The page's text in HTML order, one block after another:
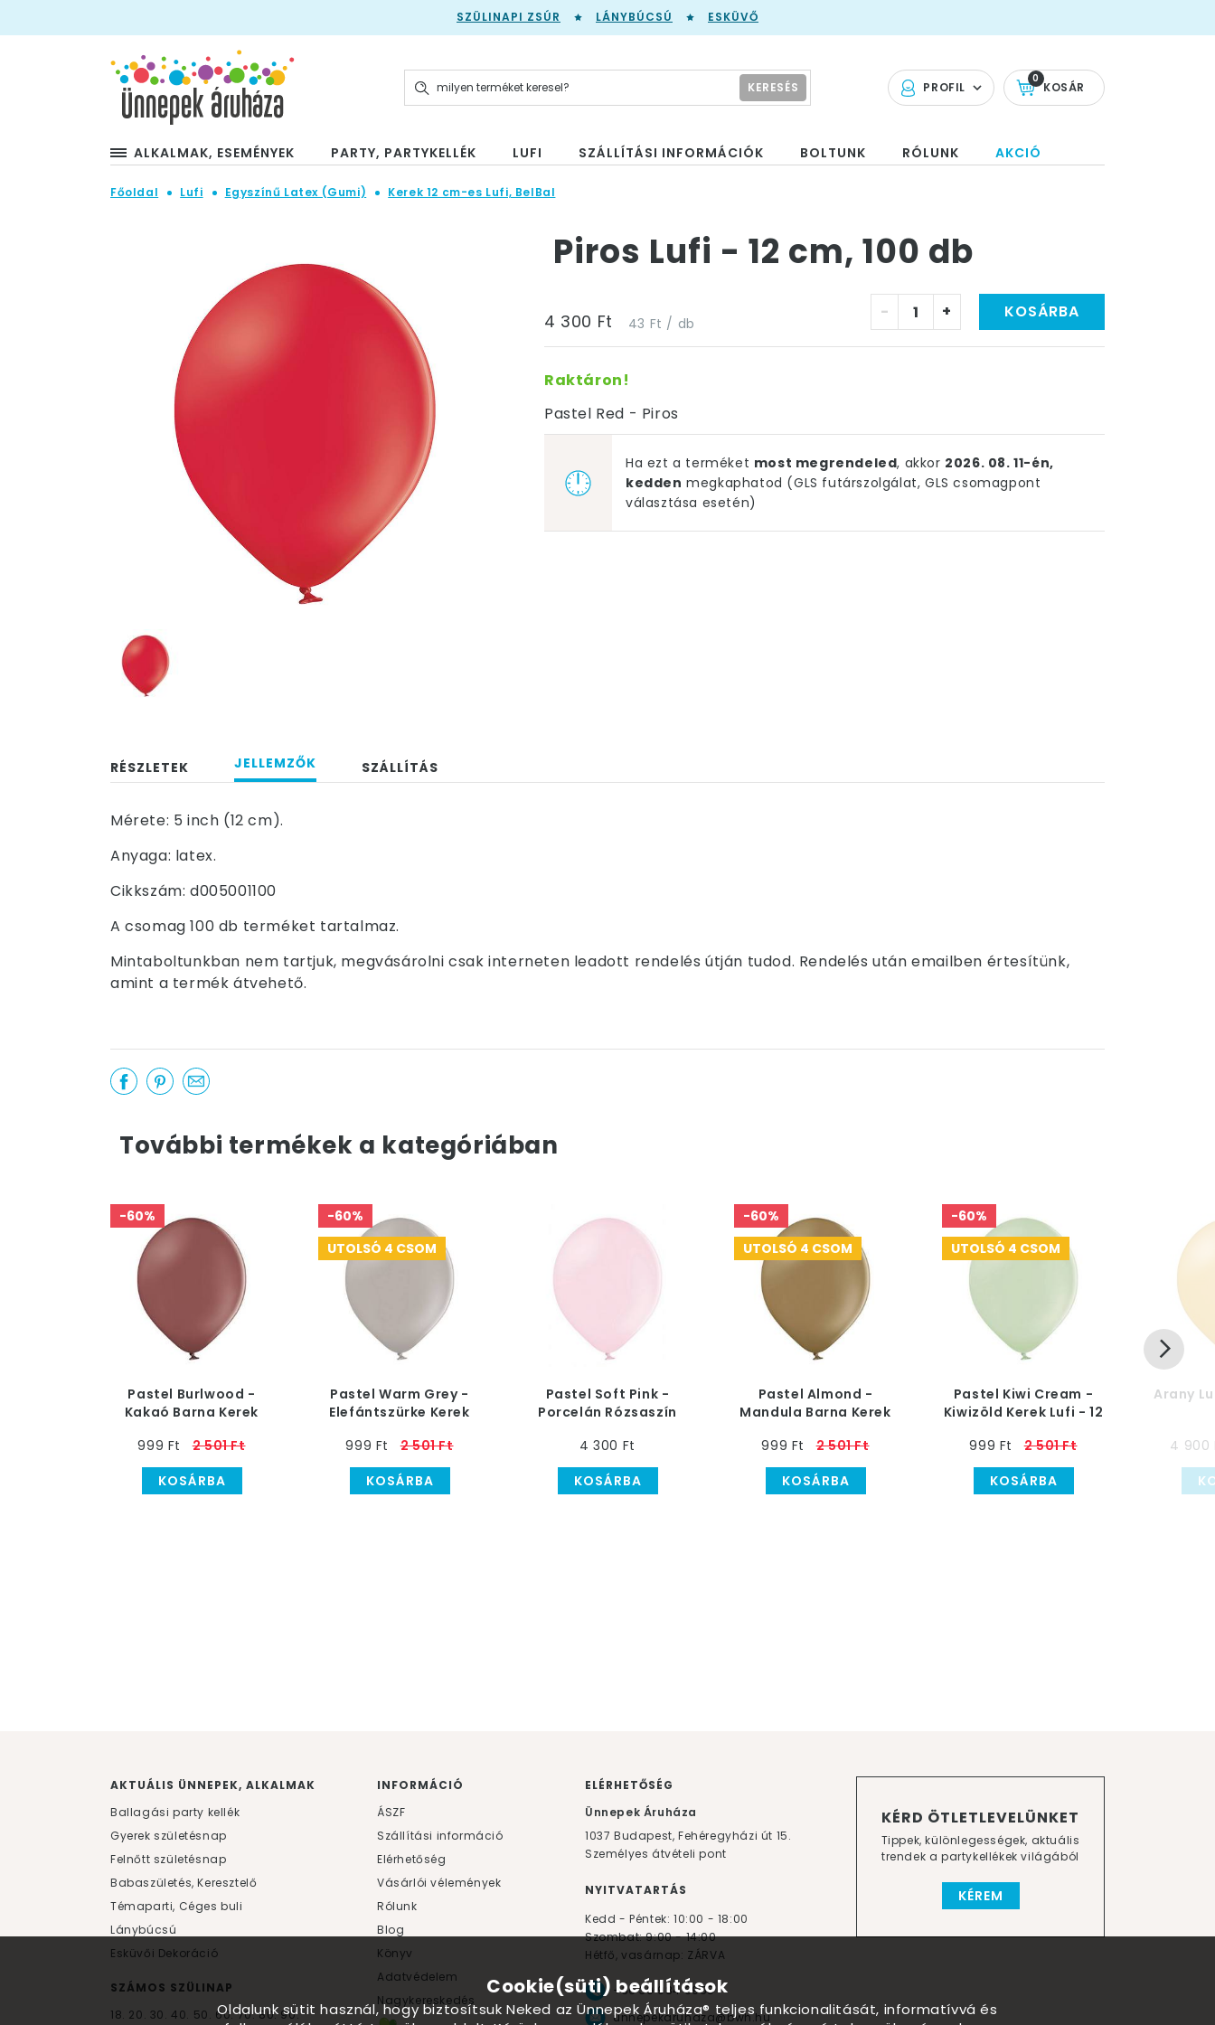
SZÜLINAPI ZSÚR LÁNYBÚCSÚ ESKÜVŐ
PROFIL KOSÁR
0
KERESÉS
ALKALMAK, ESEMÉNYEK PARTY, PARTYKELLÉK LUFI SZÁLLÍTÁSI INFORMÁCIÓK BOLTUNK RÓLUNK AKCIÓ
Főoldal Lufi Egyszínű Latex (Gumi) Kerek 12 cm-es Lufi, BelBal
Piros Lufi - 12 cm, 100 db
4 300 Ft 43 Ft / db
- + KOSÁRBA
Raktáron!
Pastel Red - Piros
Ha ezt a terméket most megrendeled, akkor 2026. 08. 11-én,
kedden megkaphatod (GLS futárszolgálat, GLS csomagpont
választása esetén)
RÉSZLETEK JELLEMZŐK SZÁLLÍTÁS
Mérete: 5 inch (12 cm).
Anyaga: latex.
Cikkszám: d005001100
A csomag 100 db terméket tartalmaz.
Mintaboltunkban nem tartjuk, megvásárolni csak interneten leadott rendelés útján tudod. Rendelés után emailben értesítünk,
amint a termék átvehető.
További termékek a kategóriában
-60%
Pastel Burlwood -
Kakaó Barna Kerek
999 Ft
2 501 Ft
KOSÁRBA
-60%
UTOLSÓ 4 CSOM
Pastel Warm Grey -
Elefántszürke Kerek
999 Ft
2 501 Ft
KOSÁRBA
Pastel Soft Pink -
Porcelán Rózsaszín
db
4 300 Ft
KOSÁRBA
-60%
UTOLSÓ 4 CSOM
Pastel Almond -
Mandula Barna Kerek
999 Ft
2 501 Ft
KOSÁRBA
-60%
UTOLSÓ 4 CSOM
Pastel Kiwi Cream -
Kiwizöld Kerek Lufi - 12
999 Ft
2 501 Ft
KOSÁRBA
Arany
4 900
KÉRD ÖTLETLEVELÜNKET
Tippek, különlegességek, aktuális
trendek a partykellékek világából
KÉREM
AKTUÁLIS ÜNNEPEK, ALKALMAK
Ballagási party kellék
Gyerek születésnap
Felnőtt születésnap
Babaszületés, Keresztelő
Témaparti, Céges buli
Lánybúcsú
Esküvői Dekoráció
SZÁMOS SZÜLINAP
18. 20. 30. 40. 50. 60.70.80.90.
INFORMÁCIÓ
ÁSZF
Szállítási információ
Elérhetőség
Vásárlói vélemények
Rólunk
Blog
Könyv
Adatvédelem
Nagykereskedés
ELÉRHETŐSÉG
Ünnepek Áruháza
1037 Budapest, Fehéregyházi út 15.
Személyes átvételi pont
NYITVATARTÁS
Kedd - Péntek: 10:00 - 18:00
Szombat: 9:00 - 14:00
Hétfő, vasárnap: ZÁRVA
+36 30 984 6955
unnepekaruhaza@bwh.hu
Cookie(süti) beállítások
Oldalunk sütit használ, hogy biztosítsuk Neked az Ünnepek Áruháza® teljes funkcionalitását, informatívvá és